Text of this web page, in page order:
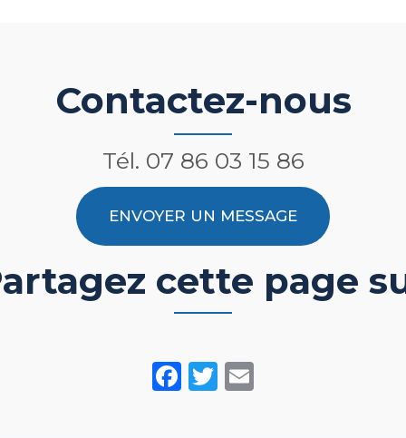
Contactez-nous
Tél. 07 86 03 15 86
ENVOYER UN MESSAGE
cette page
Facebook
Twitter